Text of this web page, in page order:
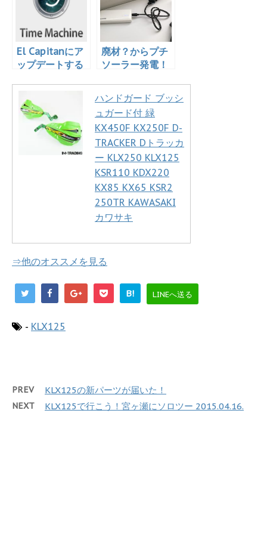
El Capitanにア
ップデートする
う！
廃材？からプチ
ソーラー発電！
ハンドガード ブッシ
ュガード付 緑
KX450F KX250F D-
TRACKER Dトラッカ
ー KLX250 KLX125
KSR110 KDX220
KX85 KX65 KSR2
250TR KAWASAKI
カワサキ
⇒他のオススメを見る
B! LINEへ送る
- KLX125
PREV KLX125の新パーツが届いた！
NEXT KLX125で行こう！宮ヶ瀬にソロツー 2015.04.16.